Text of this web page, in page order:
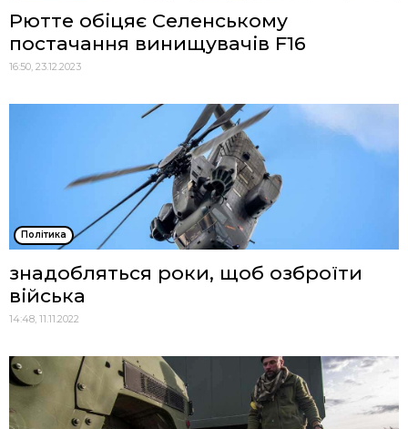
Рютте обіцяє Селенському
постачання винищувачів F16
16:50, 23.12.2023
Політика
знадобляться роки, щоб озброїти
війська
14:48, 11.11.2022